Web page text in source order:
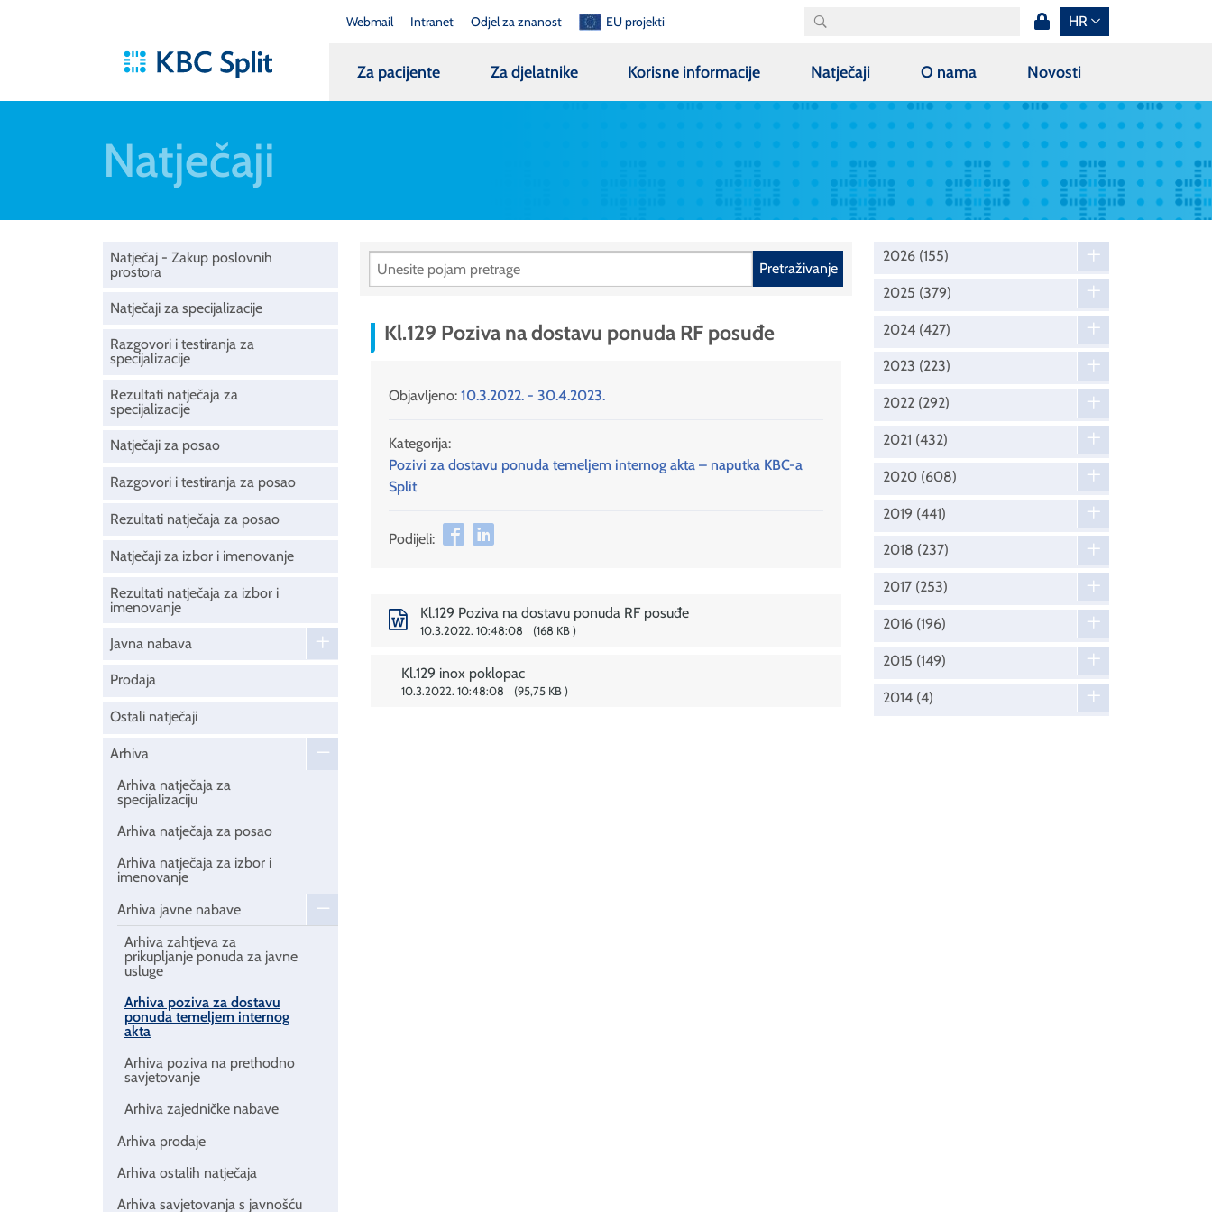
Webmail Intranet Odjel za znanost EU projekti HR
Za pacijente Za djelatnike Korisne informacije Natječaji O nama Novosti
Natječaji
Natječaj - Zakup poslovnih
prostora
Natječaji za specijalizacije
Razgovori i testiranja za
specijalizacije
Rezultati natječaja za
specijalizacije
Natječaji za posao
Razgovori i testiranja za posao
Rezultati natječaja za posao
Natječaji za izbor i imenovanje
Rezultati natječaja za izbor i
imenovanje
Javna nabava
Prodaja
Ostali natječaji
Arhiva
Arhiva natječaja za
specijalizaciju
Arhiva natječaja za posao
Arhiva natječaja za izbor i
imenovanje
Arhiva javne nabave
Arhiva zahtjeva za
prikupljanje ponuda za javne
usluge
Arhiva poziva za dostavu
ponuda temeljem internog
akta
Arhiva poziva na prethodno
savjetovanje
Arhiva zajedničke nabave
Arhiva prodaje
Arhiva ostalih natječaja
Arhiva savjetovanja s javnošću
Pretraživanje
Kl.129 Poziva na dostavu ponuda RF posuđe
Objavljeno: 10.3.2022. - 30.4.2023.
Kategorija:
Pozivi za dostavu ponuda temeljem internog akta – naputka KBC-a
Split
Podijeli:
Kl.129 Poziva na dostavu ponuda RF posuđe
10.3.2022. 10:48:08 168 KB
Kl.129 inox poklopac
10.3.2022. 10:48:08 95,75 KB
2026 (155)
2025 (379)
2024 (427)
2023 (223)
2022 (292)
2021 (432)
2020 (608)
2019 (441)
2018 (237)
2017 (253)
2016 (196)
2015 (149)
2014 (4)